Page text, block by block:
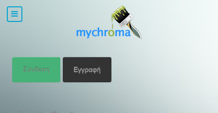
Σύνδεση Εγγραφή